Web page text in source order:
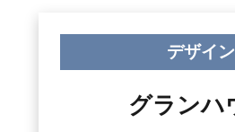
デザイン
グランハ